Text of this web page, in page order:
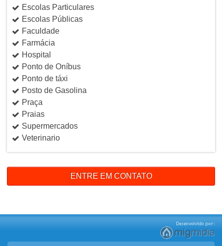
Escolas Particulares
Escolas Públicas
Faculdade
Farmácia
Hospital
Ponto de Oníbus
Ponto de táxi
Posto de Gasolina
Praça
Praias
Supermercados
Veterinario
ENTRE EM CONTATO